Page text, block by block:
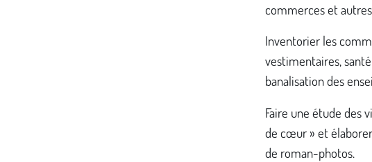
commerces et
Inventorier les
vestimentaires,
banalisation des
Faire une étude des
de cœur » et
de roman-photos.